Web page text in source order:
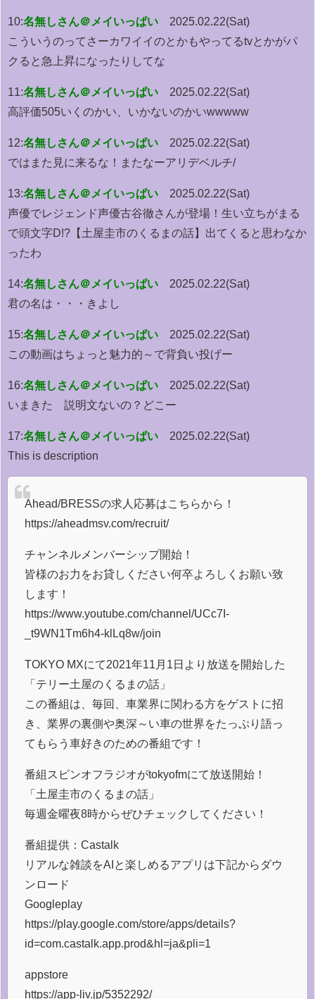
10:名無しさん＠メイいっぱい
2025.02.22(Sat)
こういうのってさーカワイイのとかもやってるtvとかがパ
クると急上昇になったりしてな
11:名無しさん＠メイいっぱい
2025.02.22(Sat)
高評価505いくのかい、いかないのかいwwwww
12:名無しさん＠メイいっぱい
2025.02.22(Sat)
ではまた見に来るな！またなーアリデベルチ/
13:名無しさん＠メイいっぱい
2025.02.22(Sat)
声優でレジェンド声優古谷徹さんが登場！生い立ちがまる
で頭文字D!?【土屋圭市のくるまの話】出てくると思わなか
ったわ
14:名無しさん＠メイいっぱい
2025.02.22(Sat)
君の名は・・・きよし
15:名無しさん＠メイいっぱい
2025.02.22(Sat)
この動画はちょっと魅力的～で背負い投げー
16:名無しさん＠メイいっぱい
2025.02.22(Sat)
いまきた 説明文ないの？どこー
17:名無しさん＠メイいっぱい
2025.02.22(Sat)
This is description
Ahead/BRESSの求人応募はこちらから！
https://aheadmsv.com/recruit/
チャンネルメンバーシップ開始！
皆様のお力をお貸しください何卒よろしくお願い致
します！
https://www.youtube.com/channel/UCc7I-
_t9WN1Tm6h4-klLq8w/join
TOKYO MXにて2021年11月1日より放送を開始した
「テリー土屋のくるまの話」
この番組は、毎回、車業界に関わる方をゲストに招
き、業界の裏側や奥深～い車の世界をたっぷり語っ
てもらう車好きのための番組です！
番組スピンオフラジオがtokyofmにて放送開始！
「土屋圭市のくるまの話」
毎週金曜夜8時からぜひチェックしてください！
番組提供：Castalk
リアルな雑談をAIと楽しめるアプリは下記からダウ
ンロード
Googleplay
https://play.google.com/store/apps/details?
id=com.castalk.app.prod&hl=ja&pli=1
appstore
https://app-liv.jp/5352292/